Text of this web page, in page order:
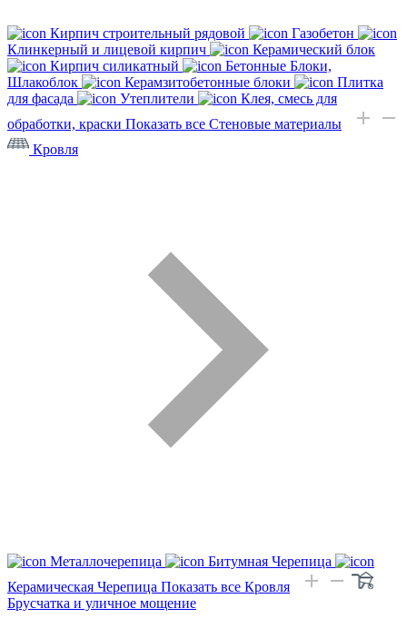
Кирпич строительный рядовой
Газобетон
Клинкерный и лицевой кирпич
Керамический блок
Кирпич силикатный
Бетонные Блоки,
Шлакоблок
Керамзитобетонные блоки
Плитка
для фасада
Утеплители
Клея, смесь для
обработки, краски Показать все Стеновые материалы
Кровля
Металлочерепица
Битумная Черепица
Керамическая Черепица Показать все Кровля
Брусчатка и уличное мощение